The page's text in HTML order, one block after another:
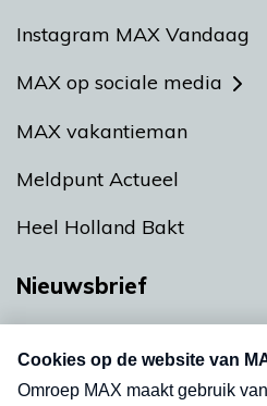
Instagram MAX Vandaag
MAX op sociale media
MAX vakantieman
Meldpunt Actueel
Heel Holland Bakt
Nieuwsbrief
nieuwsbrief. Elke vrijdag-
uw mailbox.